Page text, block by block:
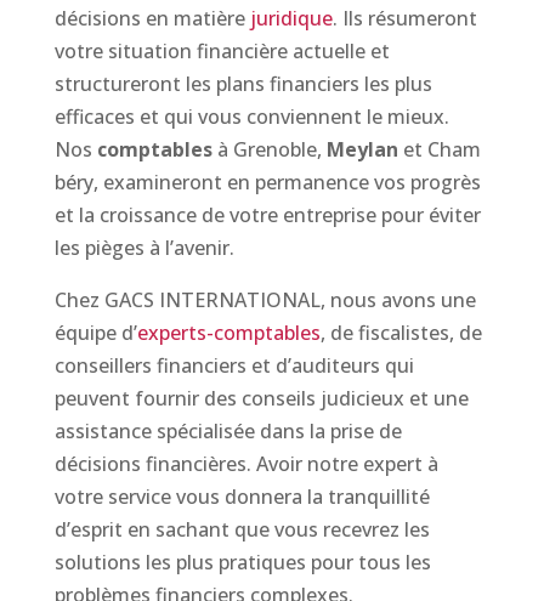
décisions en matière juridique. Ils résumeront
votre situation financière actuelle et
structureront les plans financiers les plus
efficaces et qui vous conviennent le mieux.
Nos comptablesà Grenoble, Meylan et Cham
béry, examineront en permanence vos progrès
et la croissance de votre entreprise pour éviter
les pièges à l’avenir.
Chez GACS INTERNATIONAL, nous avons une
équipe d’experts-comptables, de fiscalistes, de
conseillers financiers et d’auditeurs qui
peuvent fournir des conseils judicieux et une
assistance spécialisée dans la prise de
décisions financières. Avoir notre expert à
votre service vous donnera la tranquillité
d’esprit en sachant que vous recevrez les
solutions les plus pratiques pour tous les
problèmes financiers complexes.